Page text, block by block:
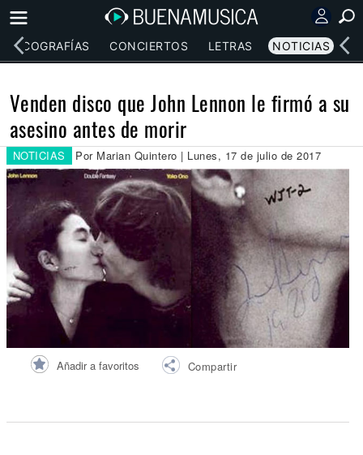
DISCOGRAFÍAS CONCIERTOS LETRAS NOTICIAS
Venden disco que John Lennon le firmó a su
asesino antes de morir
NOTICIAS Por Marian Quintero | Lunes, 17 de julio de 2017
Añadir a favoritos Compartir